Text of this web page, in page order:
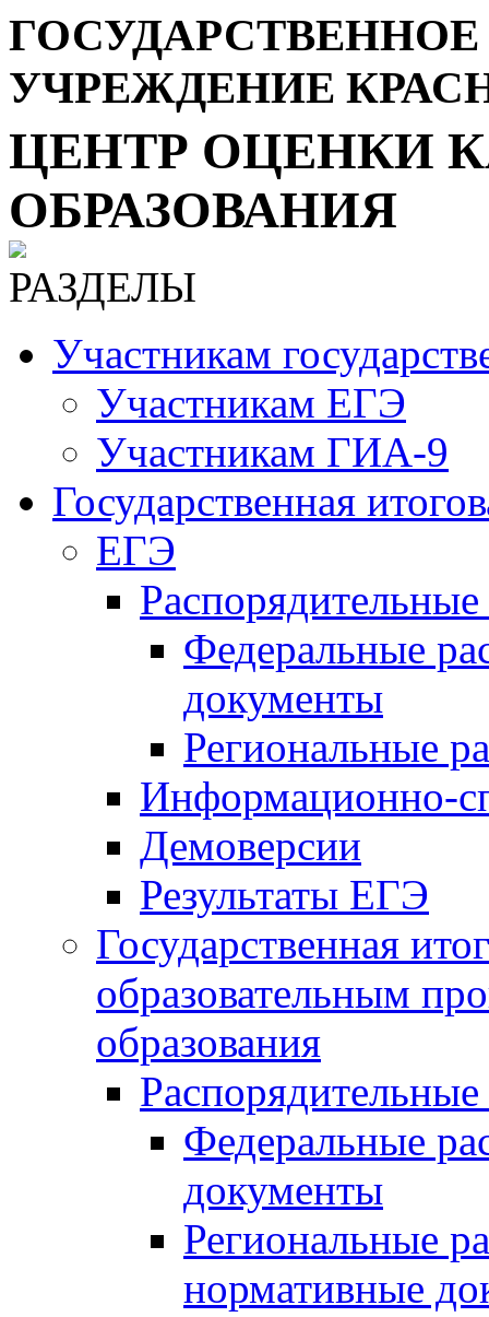
УЧРЕЖДЕНИЕ
ЦЕНТР ОЦЕНКИ
ОБРАЗОВАНИЯ
РАЗДЕЛЫ
Участникам
Участникам ЕГЭ
Участникам ГИА-9
Государственная
ЕГЭ
Федеральные
документы
Региональные
Информационно-
Демоверсии
Результаты ЕГЭ
Государственная
образовательным
образования
Федеральные
документы
Региональные
нормативные